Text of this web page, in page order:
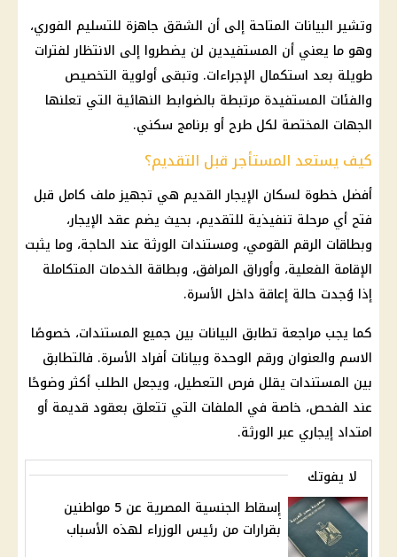
وتشير البيانات المتاحة إلى أن الشقق جاهزة للتسليم الفوري،
وهو ما يعني أن المستفيدين لن يضطروا إلى الانتظار لفترات
طويلة بعد استكمال الإجراءات. وتبقى أولوية التخصيص
والفئات المستفيدة مرتبطة بالضوابط النهائية التي تعلنها
الجهات المختصة لكل طرح أو برنامج سكني.
كيف يستعد المستأجر قبل التقديم؟
أفضل خطوة لسكان الإيجار القديم هي تجهيز ملف كامل قبل
فتح أي مرحلة تنفيذية للتقديم، بحيث يضم عقد الإيجار،
وبطاقات الرقم القومي، ومستندات الورثة عند الحاجة، وما يثبت
الإقامة الفعلية، وأوراق المرافق، وبطاقة الخدمات المتكاملة
إذا وُجدت حالة إعاقة داخل الأسرة.
كما يجب مراجعة تطابق البيانات بين جميع المستندات، خصوصًا
الاسم والعنوان ورقم الوحدة وبيانات أفراد الأسرة. فالتطابق
بين المستندات يقلل فرص التعطيل، ويجعل الطلب أكثر وضوحًا
عند الفحص، خاصة في الملفات التي تتعلق بعقود قديمة أو
امتداد إيجاري عبر الورثة.
لا يفوتك
إسقاط الجنسية المصرية عن 5 مواطنين
بقرارات من رئيس الوزراء لهذه الأسباب